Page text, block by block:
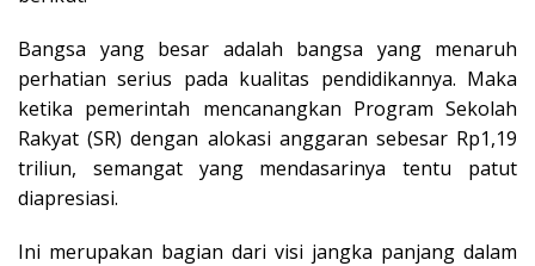
Bangsa yang besar adalah bangsa yang menaruh
perhatian serius pada kualitas pendidikannya. Maka
ketika pemerintah mencanangkan Program Sekolah
Rakyat (SR) dengan alokasi anggaran sebesar Rp1,19
triliun, semangat yang mendasarinya tentu patut
diapresiasi.
Ini merupakan bagian dari visi jangka panjang dalam